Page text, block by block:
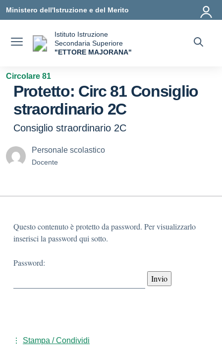
Ministero dell'Istruzione e del Merito
Istituto Istruzione
Secondaria Superiore
"ETTORE MAJORANA"
Circolare 81
Protetto: Circ 81 Consiglio
straordinario 2C
Consiglio straordinario 2C
Personale scolastico
Docente
Questo contenuto è protetto da password. Per visualizzarlo
inserisci la password qui sotto.
Password:
Stampa / Condividi